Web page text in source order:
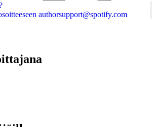
authorsupport@spotify.com